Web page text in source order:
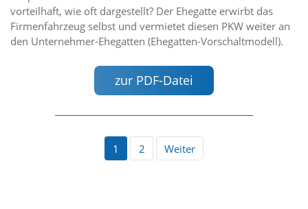
vorteilhaft, wie oft dargestellt? Der Ehegatte erwirbt das
Firmenfahrzeug selbst und vermietet diesen PKW weiter an
den Unternehmer-Ehegatten (Ehegatten-Vorschaltmodell).
zur PDF-Datei
1 2 Weiter